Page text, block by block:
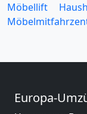
Möbellift
Europa-